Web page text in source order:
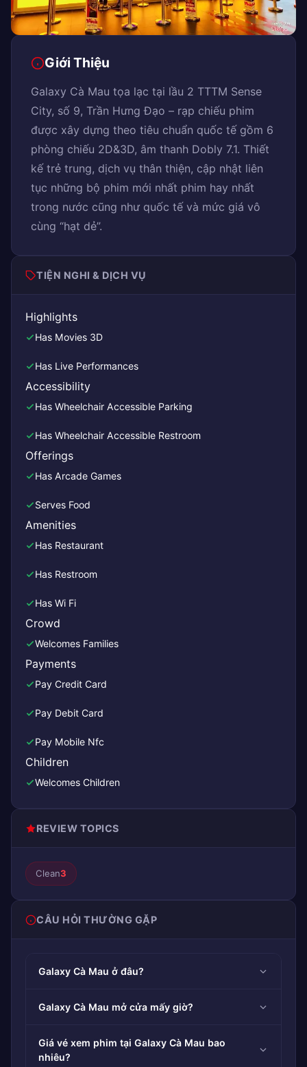
Giới Thiệu
Galaxy Cà Mau tọa lạc tại lầu 2 TTTM Sense
City, số 9, Trần Hưng Đạo – rạp chiếu phim
được xây dựng theo tiêu chuẩn quốc tế gồm 6
phòng chiếu 2D&3D, âm thanh Dobly 7.1. Thiết
kế trẻ trung, dịch vụ thân thiện, cập nhật liên
tục những bộ phim mới nhất phim hay nhất
trong nước cũng như quốc tế và mức giá vô
cùng “hạt dẻ”.
TIỆN NGHI & DỊCH VỤ
Highlights
Has Movies 3D
Has Live Performances
Accessibility
Has Wheelchair Accessible Parking
Has Wheelchair Accessible Restroom
Offerings
Has Arcade Games
Serves Food
Amenities
Has Restaurant
Has Restroom
Has Wi Fi
Crowd
Welcomes Families
Payments
Pay Credit Card
Pay Debit Card
Pay Mobile Nfc
Children
Welcomes Children
REVIEW TOPICS
Clean3
CÂU HỎI THƯỜNG GẶP
Galaxy Cà Mau ở đâu?
Galaxy Cà Mau mở cửa mấy giờ?
Giá vé xem phim tại Galaxy Cà Mau bao
nhiêu?